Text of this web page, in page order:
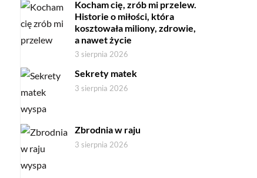
Kocham cię, zrób mi przelew.
Historie o miłości, która
kosztowała miliony, zdrowie,
a nawet życie
3 sierpnia 2026
Sekrety matek
3 sierpnia 2026
Zbrodnia w raju
3 sierpnia 2026